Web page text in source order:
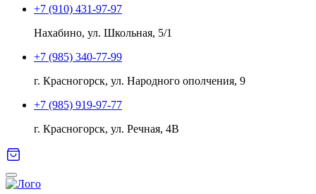
+7 (910) 431-97-97
Нахабино, ул. Школьная, 5/1
+7 (985) 340-77-99
г. Красногорск, ул. Народного ополчения, 9
+7 (985) 919-97-77
г. Красногорск, ул. Речная, 4В